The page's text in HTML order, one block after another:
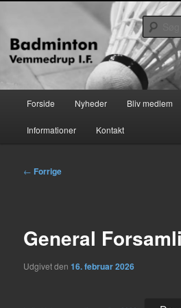
primært
indholdVemmedrup
Forside Nyheder Bliv medlem
Informationer Kontakt
Indlægsnavigation
← Forrige
General
Udgivet den16. februar 2026